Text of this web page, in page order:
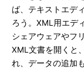
ば、テキストエデ
ろう。XML用エデ
シェアウェアやフ
XML文書を開くと
れ、データの追加